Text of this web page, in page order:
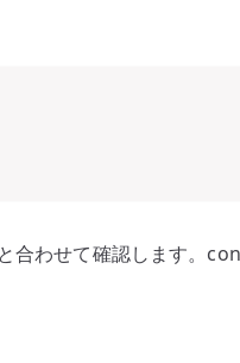
合わせて確認します。